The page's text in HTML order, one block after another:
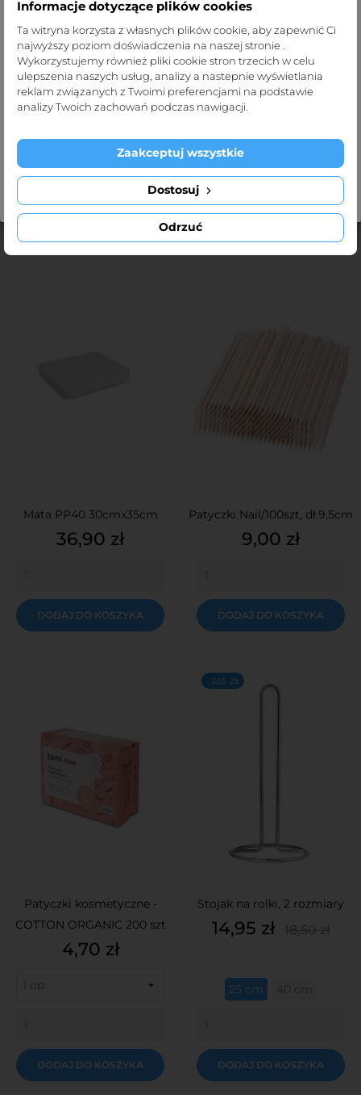
Paski do depilacji, 2 rozmiary
Cena
15,50 zł
8cmx30cm
Paski do depilacji w rolce
Cena
30,00 zł
Mata PP40 30cmx35cm
Cena
36,90 zł
DODAJ DO KOSZYKA
Patyczki Nail/100szt, dł.9,5cm
Cena
9,00 zł
DODAJ DO KOSZYKA
Patyczki kosmetyczne -
COTTON ORGANIC 200 szt
Cena
4,70 zł
DODAJ DO KOSZYKA
Stojak na rolki, 2 rozmiary
Cena
14,95 zł
25 cm 40 cm
DODAJ DO KOSZYKA
- 3,55 ZŁ
Strona dla profesjonalistów
Strona def-pol.pl przeznaczona jest dla
profesjonalistów medycznych.
Klikając „Tak, potwierdzam” oświadczasz, że jesteś taką
Wyjdź
Informacje dotyczące plików cookies
Ta witryna korzysta z własnych plików cookie, aby zapewnić Ci
najwyższy poziom doświadczenia na naszej stronie .
Wykorzystujemy również pliki cookie stron trzecich w celu
ulepszenia naszych usług, analizy a nastepnie wyświetlania
reklam związanych z Twoimi preferencjami na podstawie
analizy Twoich zachowań podczas nawigacji.
Odrzuć
Dostosuj
Zaakceptuj wszystkie